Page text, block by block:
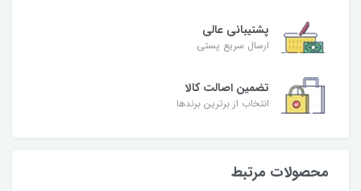
پشتیبانی عالی
ارسال سریع پستی
تضمین اصالت کالا
انتخاب از برترین برندها
محصولات مرتبط